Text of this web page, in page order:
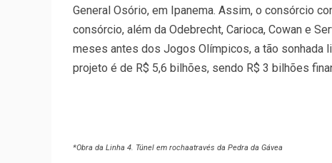
General Osório, em Ipanema. Assim, o consórcio
consórcio, além da Odebrecht, Carioca, Cowan e
meses antes dos Jogos Olímpicos, a tão sonhada
projeto é de R$ 5,6 bilhões, sendo R$ 3 bilhões
*Obra da Linha 4. Túnel em rochaatravés da Pedra da Gávea